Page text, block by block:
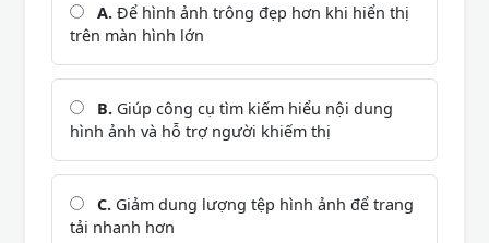
A. Để hình ảnh trông đẹp hơn khi hiển thị
trên màn hình lớn
B. Giúp công cụ tìm kiếm hiểu nội dung
hình ảnh và hỗ trợ người khiếm thị
C. Giảm dung lượng tệp hình ảnh để trang
tải nhanh hơn